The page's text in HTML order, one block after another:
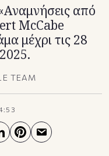
από
McCabe
μέχρι τις 28
TEAM